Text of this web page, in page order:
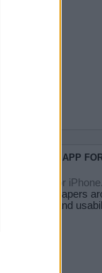
KIOSKO.NET APP
Kiosko.net for iPhone.
major newspapers
experience and